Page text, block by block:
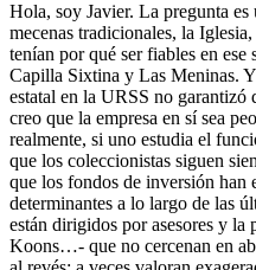
Hola, soy Javier. La pregunta
mecenas tradicionales, la
tenían por qué ser fiables en
Capilla Sixtina y Las Meninas.
estatal en la URSS no
creo que la empresa en sí sea
realmente, si uno estudia el
que los coleccionistas siguen
que los fondos de inversión han
determinantes a lo largo de las
están dirigidos por asesores y la
Koons…- que no cercenan en